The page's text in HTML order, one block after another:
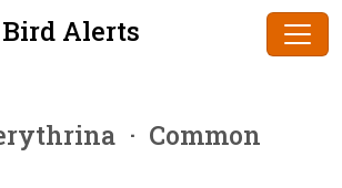
Alerts
· Common